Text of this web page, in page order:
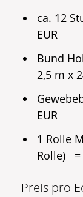
ca. 12
EUR
Bund
2,5 m x
EUR
1 Rolle
Rolle) =
Preis pro